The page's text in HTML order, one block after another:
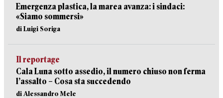
Emergenza plastica, la marea avanza: i sindaci:
«Siamo sommersi»
di Luigi Soriga
Il reportage
Cala Luna sotto assedio, il numero chiuso non ferma
l’assalto – Cosa sta succedendo
di Alessandro Mele